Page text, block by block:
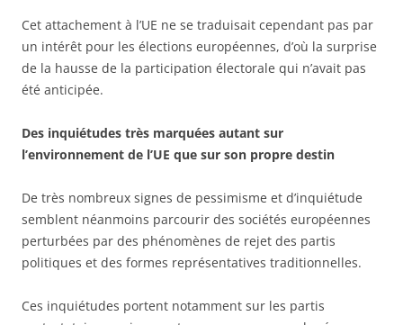
Cet attachement à l’UE ne se traduisait cependant pas par
un intérêt pour les élections européennes, d’où la surprise
de la hausse de la participation électorale qui n’avait pas
été anticipée.
Des inquiétudes très marquées autant sur
l’environnement de l’UE que sur son propre destin
De très nombreux signes de pessimisme et d’inquiétude
semblent néanmoins parcourir des sociétés européennes
perturbées par des phénomènes de rejet des partis
politiques et des formes représentatives traditionnelles.
Ces inquiétudes portent notamment sur les partis